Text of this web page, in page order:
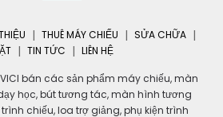
THUÊ MÁY CHIẾU
SỬA CHỮA
TIN TỨC LIÊN HỆ
bán các sản phẩm máy chiếu, màn
học, bút tương tác, màn hình tương
chiếu, loa trợ giảng, phụ kiện trình